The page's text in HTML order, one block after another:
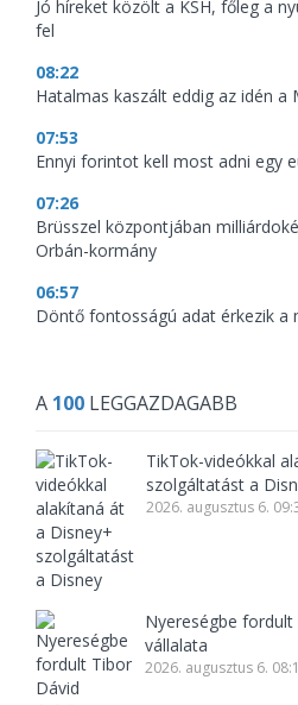
Jó híreket közölt a KSH, főleg a
fel
08:22
Hatalmas kaszált eddig az idén a
07:53
Ennyi forintot kell most adni egy
07:26
Brüsszel központjában
Orbán-kormány
06:57
Döntő fontosságú adat érkezik a
A 100 LEGGAZDAGABB
TikTok-videókkal
szolgáltatást a
2026. augusztus 6.
Nyereségbe
vállalata
2026. augusztus 6.